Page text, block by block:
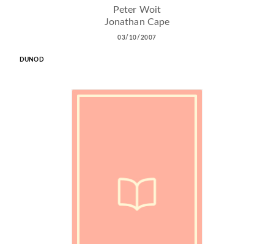
Peter Woit
Jonathan Cape
03/10/2007
DUNOD